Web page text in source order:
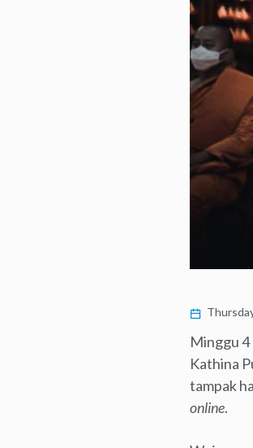
Minggu 4
Kathina
tampak
online.